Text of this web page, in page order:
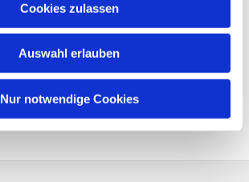
Cookies zulassen
Auswahl erlauben
Nur notwendige Cookies